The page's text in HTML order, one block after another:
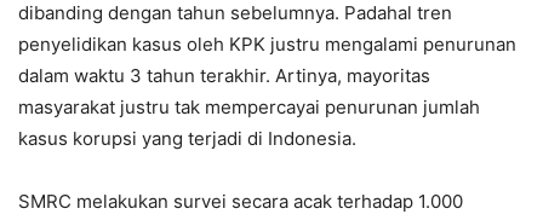
dibanding dengan tahun sebelumnya. Padahal tren
penyelidikan kasus oleh KPK justru mengalami penurunan
dalam waktu 3 tahun terakhir. Artinya, mayoritas
masyarakat justru tak mempercayai penurunan jumlah
kasus korupsi yang terjadi di Indonesia.
SMRC melakukan survei secara acak terhadap 1.000